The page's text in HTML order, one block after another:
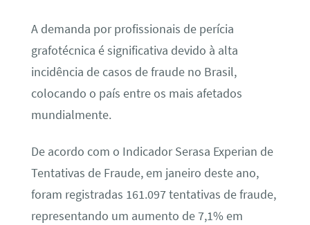
A demanda por profissionais de perícia
grafotécnica é significativa devido à alta
incidência de casos de fraude no Brasil,
colocando o país entre os mais afetados
mundialmente.
De acordo com o Indicador Serasa Experian de
Tentativas de Fraude, em janeiro deste ano,
foram registradas 161.097 tentativas de fraude,
representando um aumento de 7,1% em